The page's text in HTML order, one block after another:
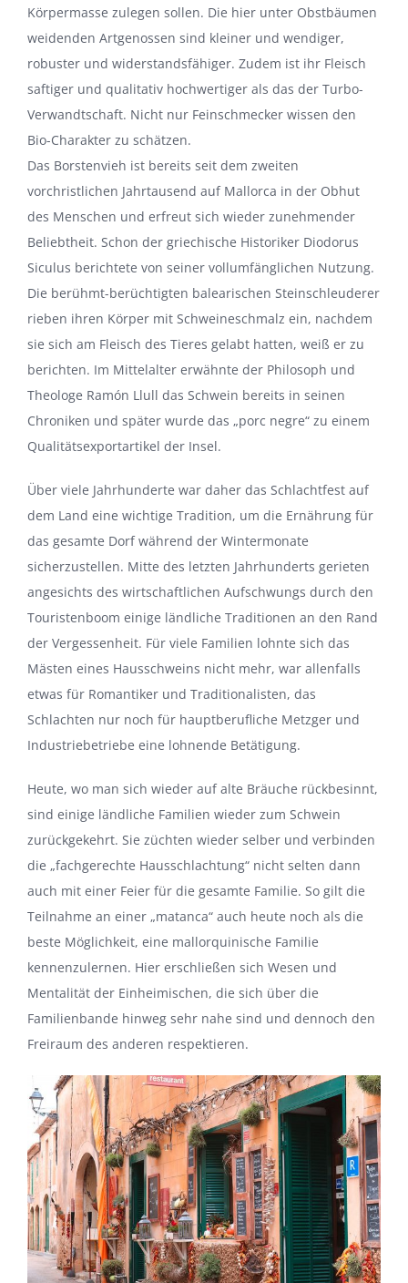
Körpermasse zulegen sollen. Die hier unter Obstbäumen
weidenden Artgenossen sind kleiner und wendiger,
robuster und widerstandsfähiger. Zudem ist ihr Fleisch
saftiger und qualitativ hochwertiger als das der Turbo-
Verwandtschaft. Nicht nur Feinschmecker wissen den
Bio-Charakter zu schätzen.
Das Borstenvieh ist bereits seit dem zweiten
vorchristlichen Jahrtausend auf Mallorca in der Obhut
des Menschen und erfreut sich wieder zunehmender
Beliebtheit. Schon der griechische Historiker Diodorus
Siculus berichtete von seiner vollumfänglichen Nutzung.
Die berühmt-berüchtigten balearischen Steinschleuderer
rieben ihren Körper mit Schweineschmalz ein, nachdem
sie sich am Fleisch des Tieres gelabt hatten, weiß er zu
berichten. Im Mittelalter erwähnte der Philosoph und
Theologe Ramón Llull das Schwein bereits in seinen
Chroniken und später wurde das „porc negre“ zu einem
Qualitätsexportartikel der Insel.
Über viele Jahrhunderte war daher das Schlachtfest auf
dem Land eine wichtige Tradition, um die Ernährung für
das gesamte Dorf während der Wintermonate
sicherzustellen. Mitte des letzten Jahrhunderts gerieten
angesichts des wirtschaftlichen Aufschwungs durch den
Touristenboom einige ländliche Traditionen an den Rand
der Vergessenheit. Für viele Familien lohnte sich das
Mästen eines Hausschweins nicht mehr, war allenfalls
etwas für Romantiker und Traditionalisten, das
Schlachten nur noch für hauptberufliche Metzger und
Industriebetriebe eine lohnende Betätigung.
Heute, wo man sich wieder auf alte Bräuche rückbesinnt,
sind einige ländliche Familien wieder zum Schwein
zurückgekehrt. Sie züchten wieder selber und verbinden
die „fachgerechte Hausschlachtung“ nicht selten dann
auch mit einer Feier für die gesamte Familie. So gilt die
Teilnahme an einer „matanca“ auch heute noch als die
beste Möglichkeit, eine mallorquinische Familie
kennenzulernen. Hier erschließen sich Wesen und
Mentalität der Einheimischen, die sich über die
Familienbande hinweg sehr nahe sind und dennoch den
Freiraum des anderen respektieren.